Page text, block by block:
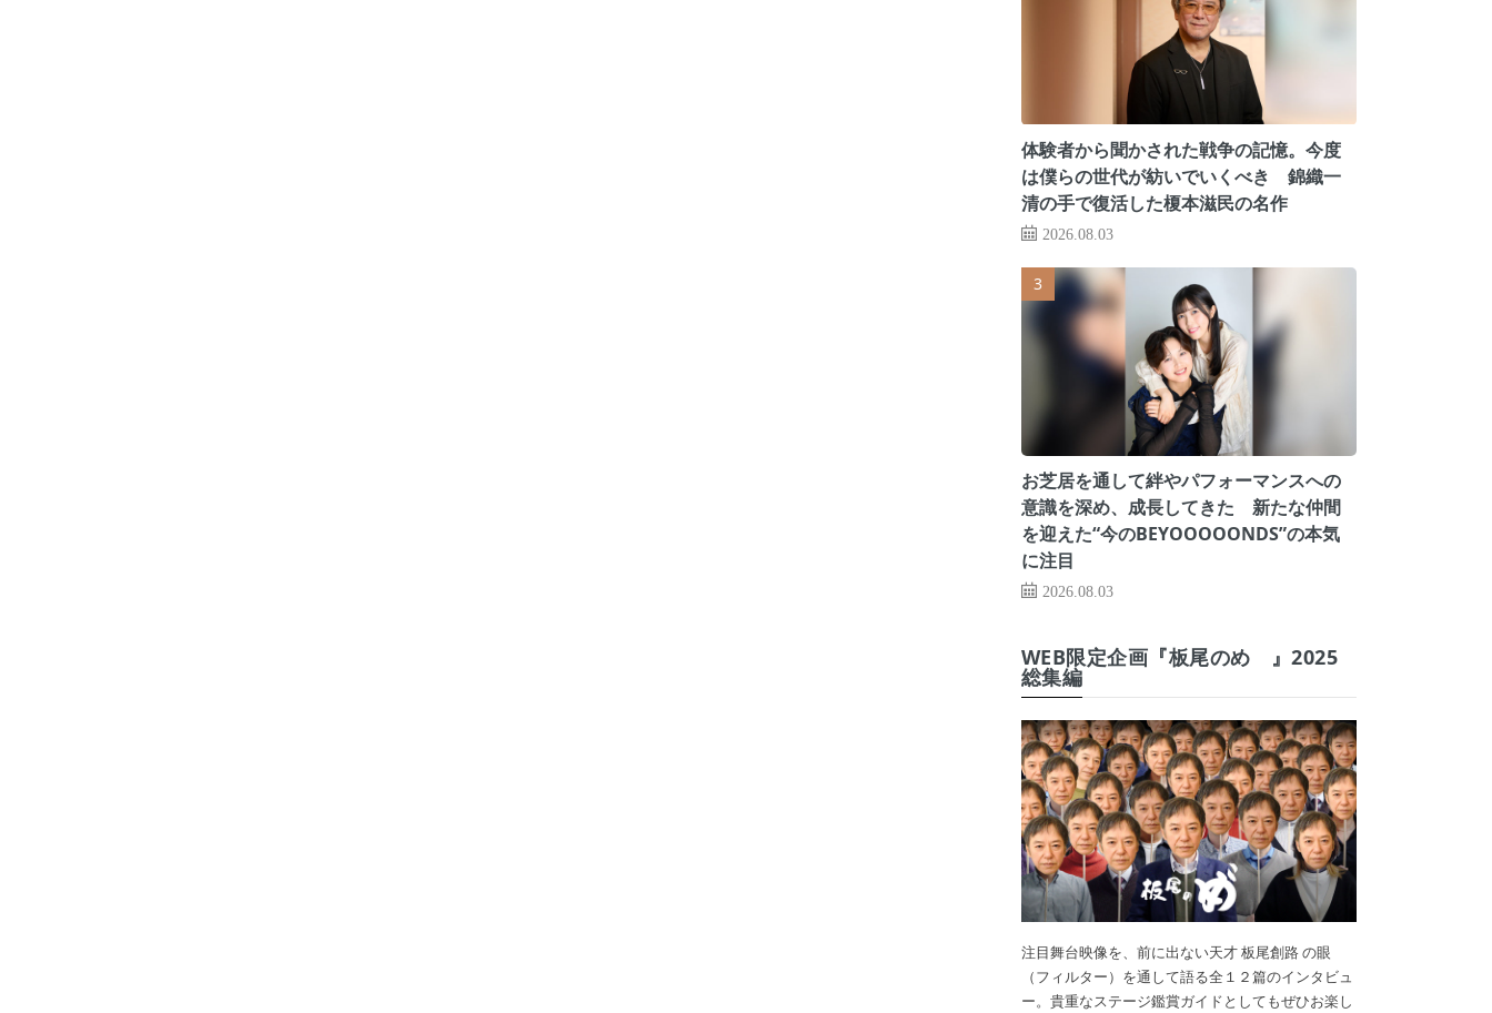
体験者から聞かされた戦争の記憶。今度
は僕らの世代が紡いでいくべき 錦織一
清の手で復活した榎本滋民の名作
2026.08.03
お芝居を通して絆やパフォーマンスへの
意識を深め、成長してきた 新たな仲間
を迎えた“今のBEYOOOOONDS”の本気
に注目
2026.08.03
WEB限定企画『板尾のめ゙』2025
総集編
注目舞台映像を、前に出ない天才 板尾創路 の眼
（フィルター）を通して語る全１２篇のインタビュ
ー。貴重なステージ鑑賞ガイドとしてもぜひお楽し